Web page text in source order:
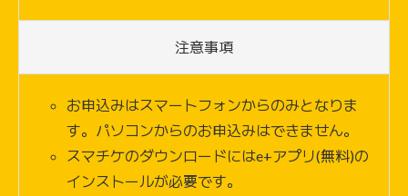
注意事項
お申込みはスマートフォンからのみとなりま
す。パソコンからのお申込みはできません。
スマチケのダウンロードにはe+アプリ(無料)の
インストールが必要です。